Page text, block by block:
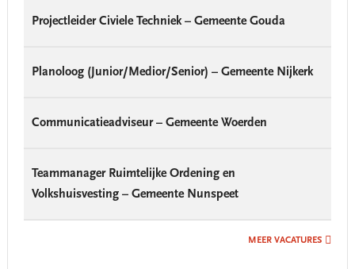
Projectleider Civiele Techniek – Gemeente Gouda
Planoloog (Junior/Medior/Senior) – Gemeente Nijkerk
Communicatieadviseur – Gemeente Woerden
Teammanager Ruimtelijke Ordening en
Volkshuisvesting – Gemeente Nunspeet
MEER VACATURES